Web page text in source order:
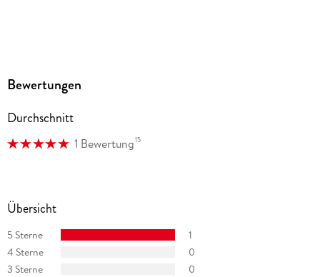
Bewertungen
Durchschnitt
1 Bewertung15
Übersicht
5 Sterne
1
4 Sterne
0
3 Sterne
0